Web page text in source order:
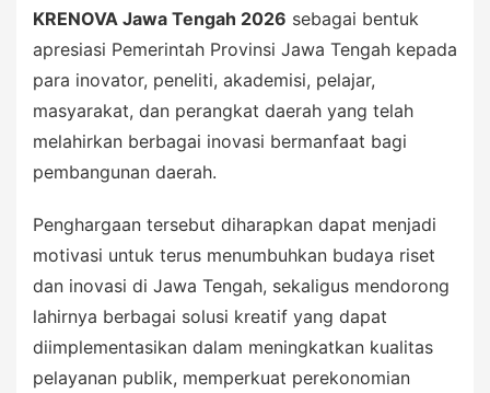
KRENOVA Jawa Tengah 2026 sebagai bentuk
apresiasi Pemerintah Provinsi Jawa Tengah kepada
para inovator, peneliti, akademisi, pelajar,
masyarakat, dan perangkat daerah yang telah
melahirkan berbagai inovasi bermanfaat bagi
pembangunan daerah.
Penghargaan tersebut diharapkan dapat menjadi
motivasi untuk terus menumbuhkan budaya riset
dan inovasi di Jawa Tengah, sekaligus mendorong
lahirnya berbagai solusi kreatif yang dapat
diimplementasikan dalam meningkatkan kualitas
pelayanan publik, memperkuat perekonomian